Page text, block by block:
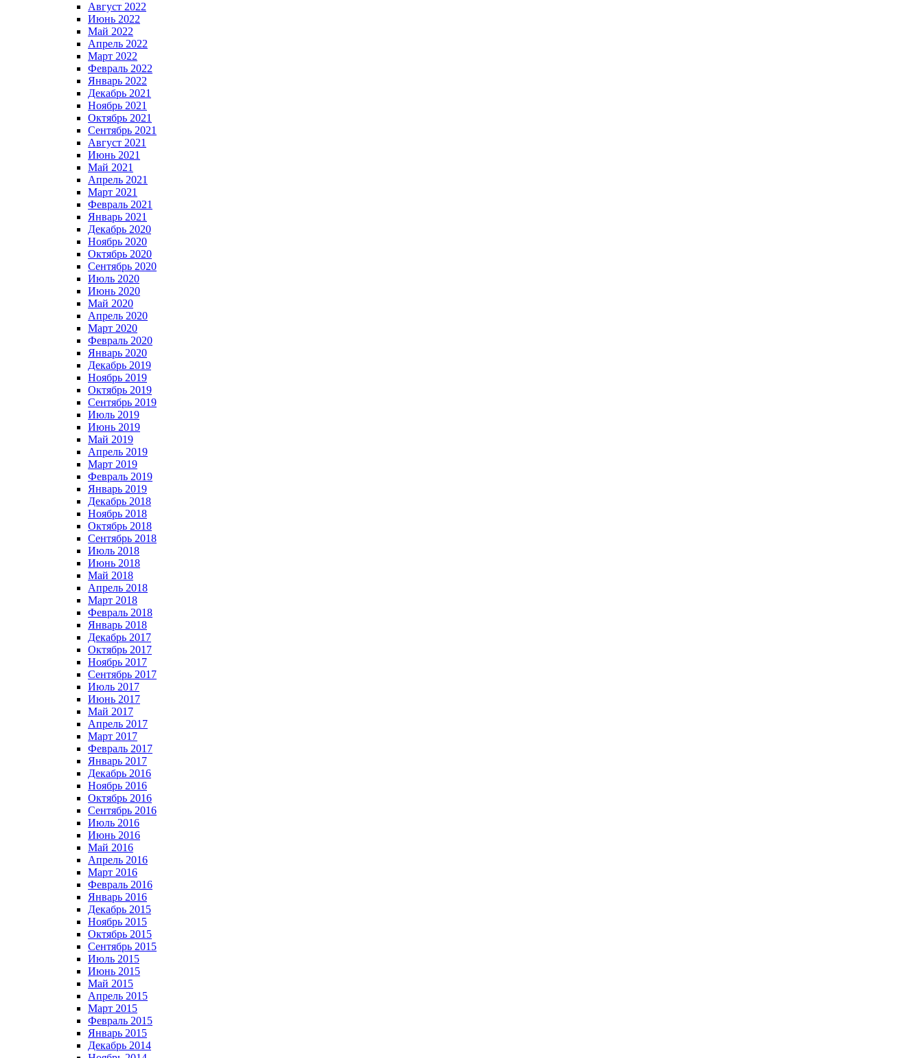
Август 2022
Июнь 2022
Май 2022
Апрель 2022
Март 2022
Февраль 2022
Январь 2022
Декабрь 2021
Ноябрь 2021
Октябрь 2021
Сентябрь 2021
Август 2021
Июнь 2021
Май 2021
Апрель 2021
Март 2021
Февраль 2021
Январь 2021
Декабрь 2020
Ноябрь 2020
Октябрь 2020
Сентябрь 2020
Июль 2020
Июнь 2020
Май 2020
Апрель 2020
Март 2020
Февраль 2020
Январь 2020
Декабрь 2019
Ноябрь 2019
Октябрь 2019
Сентябрь 2019
Июль 2019
Июнь 2019
Май 2019
Апрель 2019
Март 2019
Февраль 2019
Январь 2019
Декабрь 2018
Ноябрь 2018
Октябрь 2018
Сентябрь 2018
Июль 2018
Июнь 2018
Май 2018
Апрель 2018
Март 2018
Февраль 2018
Январь 2018
Декабрь 2017
Октябрь 2017
Ноябрь 2017
Сентябрь 2017
Июль 2017
Июнь 2017
Май 2017
Апрель 2017
Март 2017
Февраль 2017
Январь 2017
Декабрь 2016
Ноябрь 2016
Октябрь 2016
Сентябрь 2016
Июль 2016
Июнь 2016
Май 2016
Апрель 2016
Март 2016
Февраль 2016
Январь 2016
Декабрь 2015
Ноябрь 2015
Октябрь 2015
Сентябрь 2015
Июль 2015
Июнь 2015
Май 2015
Апрель 2015
Март 2015
Февраль 2015
Январь 2015
Декабрь 2014